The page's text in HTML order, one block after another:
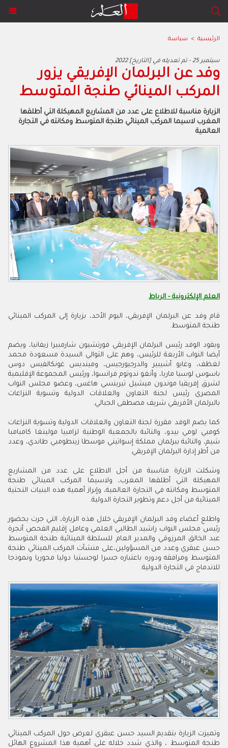
الرئيسية > سياسة
2022 سبتمبر 25 - تم تعديله في [التاريخ]
وفد عن البرلمان الإفريقي يزور
المركب المينائي طنجة المتوسط
الزيارة مناسبة للاطلاع على عدد من المشاريع المهيكلة التي أطلقها
المغرب لاسيما المركب المينائي طنجة المتوسط ومكانته في التجارة
العالمية
العلم الإلكترونية - الرباط
قام وفد عن البرلمان الإفريقي، اليوم الأحد، بزيارة إلى المركب المينائي
طنجة المتوسط.
ويقود الوفد رئيس البرلمان الإفريقي فورتشيون شارمبيرا زيفانيا، ويضم
أيضا النواب الأربعة للرئيس، وهم على التوالي السيدة مسعودة محمد
لغظف، وغايو أشيبير والدرجيورجيس، ومينديس غونكالفيس دوس
باسوس لوسيا ماريا، وأنغو ندوتوم فرانسوا، ورئيس المجموعة الإقليمية
لشرق إفريقيا موندون ميشيل تيرينسي هاغس، وعضو مجلس النواب
المصري رئيس لجنة التعاون والعلاقات الدولية وتسوية النزاعات
بالبرلمان الأفريقي شريف مصطفى الجبالي.
كما يضم الوفد مقررة لجنة التعاون والعلاقات الدولية وتسوية النزاعات
كومبي لومي بيدو، والنائبة بالجمعية الوطنية لزامبيا مولينغا كامبامبا
شيم، والنائبة ببرلمان مملكة إسواتيني موسطا زينطومبي طاندي، وعدد
من أطر إدارة البرلمان الإفريقي.
وشكلت الزيارة مناسبة من أجل الاطلاع على عدد من المشاريع
المهيكلة التي أطلقها المغرب، ولاسيما المركب المينائي طنجة
المتوسط ومكانته في التجارة العالمية، وإبراز أهمية هذه البنيات التحتية
المينائية من أجل دعم وتطوير التجارة الدولية.
واطلع أعضاء وفد البرلمان الإفريقي خلال هذه الزيارة، التي جرت بحضور
رئيس مجلس النواب راشيد الطالبي العلمي وعامل إقليم الفحص أنجرة
عبد الخالق المرزوقي والمدير العام للسلطة المينائية طنجة المتوسط
حسن عبقري وعدد من المسؤولين،على منشآت المركب المينائي طنجة
المتوسط ومرافقه ودوره باعتباره جسرا لوجستيا دوليا محوريا ونموذجا
للاندماج في التجارة الدولية.
وتميزت الزيارة بتقديم السيد حسن عبقري لعرض حول المركب المينائي
طنجة المتوسط ، والذي شدد خلاله على أهمية هذا المشروع الهائل